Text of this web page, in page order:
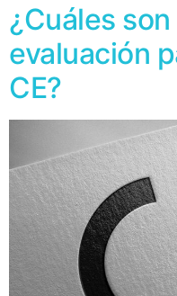
¿Cuáles
evaluación
CE?